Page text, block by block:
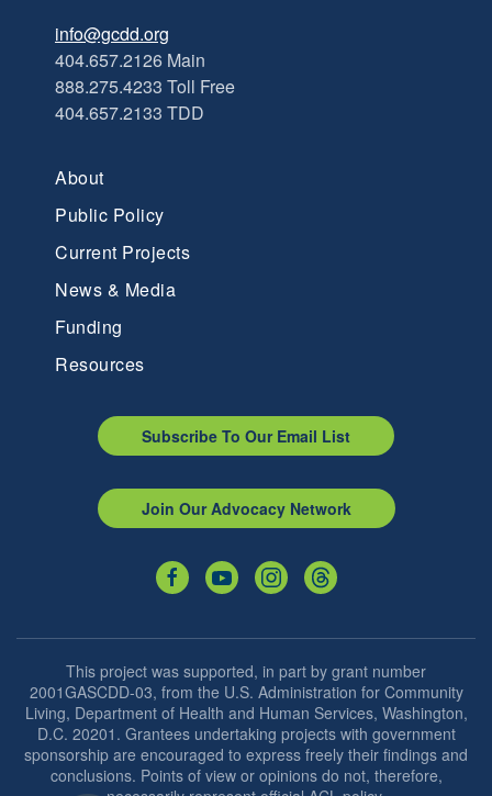
info@gcdd.org
404.657.2126 Main
888.275.4233 Toll Free
404.657.2133 TDD
About
Public Policy
Current Projects
News & Media
Funding
Resources
Subscribe To Our Email List
Join Our Advocacy Network
This project was supported, in part by grant number
2001GASCDD-03, from the U.S. Administration for Community
Living, Department of Health and Human Services, Washington,
D.C. 20201. Grantees undertaking projects with government
sponsorship are encouraged to express freely their findings and
conclusions. Points of view or opinions do not, therefore,